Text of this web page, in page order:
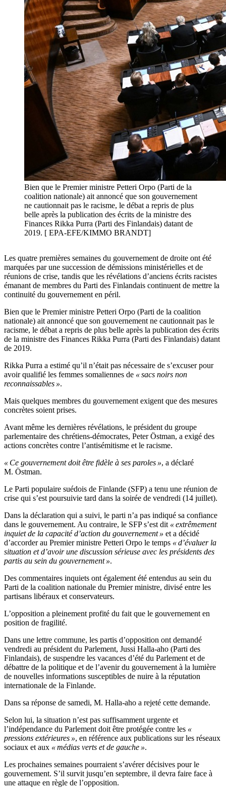
Bien que le Premier ministre Petteri Orpo (Parti de la
coalition nationale) ait annoncé que son gouvernement
ne cautionnait pas le racisme, le débat a repris de plus
belle après la publication des écrits de la ministre des
Finances Rikka Purra (Parti des Finlandais) datant de
2019. [ EPA-EFE/KIMMO BRANDT]
Les quatre premières semaines du gouvernement de droite ont été
marquées par une succession de démissions ministérielles et de
réunions de crise, tandis que les révélations d’anciens écrits racistes
émanant de membres du Parti des Finlandais continuent de mettre la
continuité du gouvernement en péril.
Bien que le Premier ministre Petteri Orpo (Parti de la coalition
nationale) ait annoncé que son gouvernement ne cautionnait pas le
racisme, le débat a repris de plus belle après la publication des écrits
de la ministre des Finances Rikka Purra (Parti des Finlandais) datant
de 2019.
Rikka Purra a estimé qu’il n’était pas nécessaire de s’excuser pour
avoir qualifié les femmes somaliennes de « sacs noirs non
reconnaissables ».
Mais quelques membres du gouvernement exigent que des mesures
concrètes soient prises.
Avant même les dernières révélations, le président du groupe
parlementaire des chrétiens-démocrates, Peter Östman, a exigé des
actions concrètes contre l’antisémitisme et le racisme.
« Ce gouvernement doit être fidèle à ses paroles », a déclaré
M. Östman.
Le Parti populaire suédois de Finlande (SFP) a tenu une réunion de
crise qui s’est poursuivie tard dans la soirée de vendredi (14 juillet).
Dans la déclaration qui a suivi, le parti n’a pas indiqué sa confiance
dans le gouvernement. Au contraire, le SFP s’est dit « extrêmement
inquiet de la capacité d’action du gouvernement » et a décidé
d’accorder au Premier ministre Petteri Orpo le temps « d’évaluer la
situation et d’avoir une discussion sérieuse avec les présidents des
partis au sein du gouvernement ».
Des commentaires inquiets ont également été entendus au sein du
Parti de la coalition nationale du Premier ministre, divisé entre les
partisans libéraux et conservateurs.
L’opposition a pleinement profité du fait que le gouvernement en
position de fragilité.
Dans une lettre commune, les partis d’opposition ont demandé
vendredi au président du Parlement, Jussi Halla-aho (Parti des
Finlandais), de suspendre les vacances d’été du Parlement et de
débattre de la politique et de l’avenir du gouvernement à la lumière
de nouvelles informations susceptibles de nuire à la réputation
internationale de la Finlande.
Dans sa réponse de samedi, M. Halla-aho a rejeté cette demande.
Selon lui, la situation n’est pas suffisamment urgente et
l’indépendance du Parlement doit être protégée contre les «
pressions extérieures », en référence aux publications sur les réseaux
sociaux et aux « médias verts et de gauche ».
Les prochaines semaines pourraient s’avérer décisives pour le
gouvernement. S’il survit jusqu’en septembre, il devra faire face à
une attaque en règle de l’opposition.